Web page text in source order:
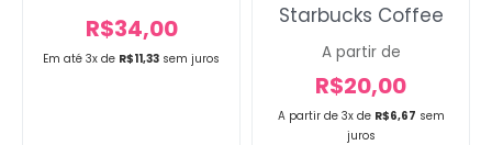
Em até 3x de R$11,33 sem juros
R$34,00
A partir de 3x de R$6,67 sem
juros
Starbucks Coffee
A partir de
R$20,00